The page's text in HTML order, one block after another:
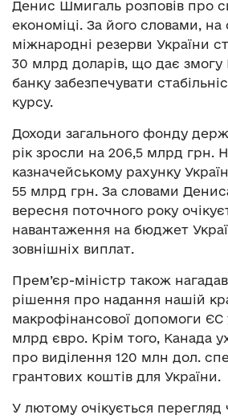
Денис Шмигаль розповів про
економіці. За його словами, на
міжнародні резерви України
30 млрд доларів, що дає змогу
банку забезпечувати
курсу.
Доходи загального фонду
рік зросли на 206,5 млрд грн.
казначейському рахунку
55 млрд грн. За словами
вересня поточного року
навантаження на бюджет
зовнішніх виплат.
Прем’єр-міністр також
рішення про надання нашій
макрофінансової допомоги ЄС
млрд євро. Крім того, Канада
про виділення 120 млн дол.
грантових коштів для України.
У лютому очікується перегляд